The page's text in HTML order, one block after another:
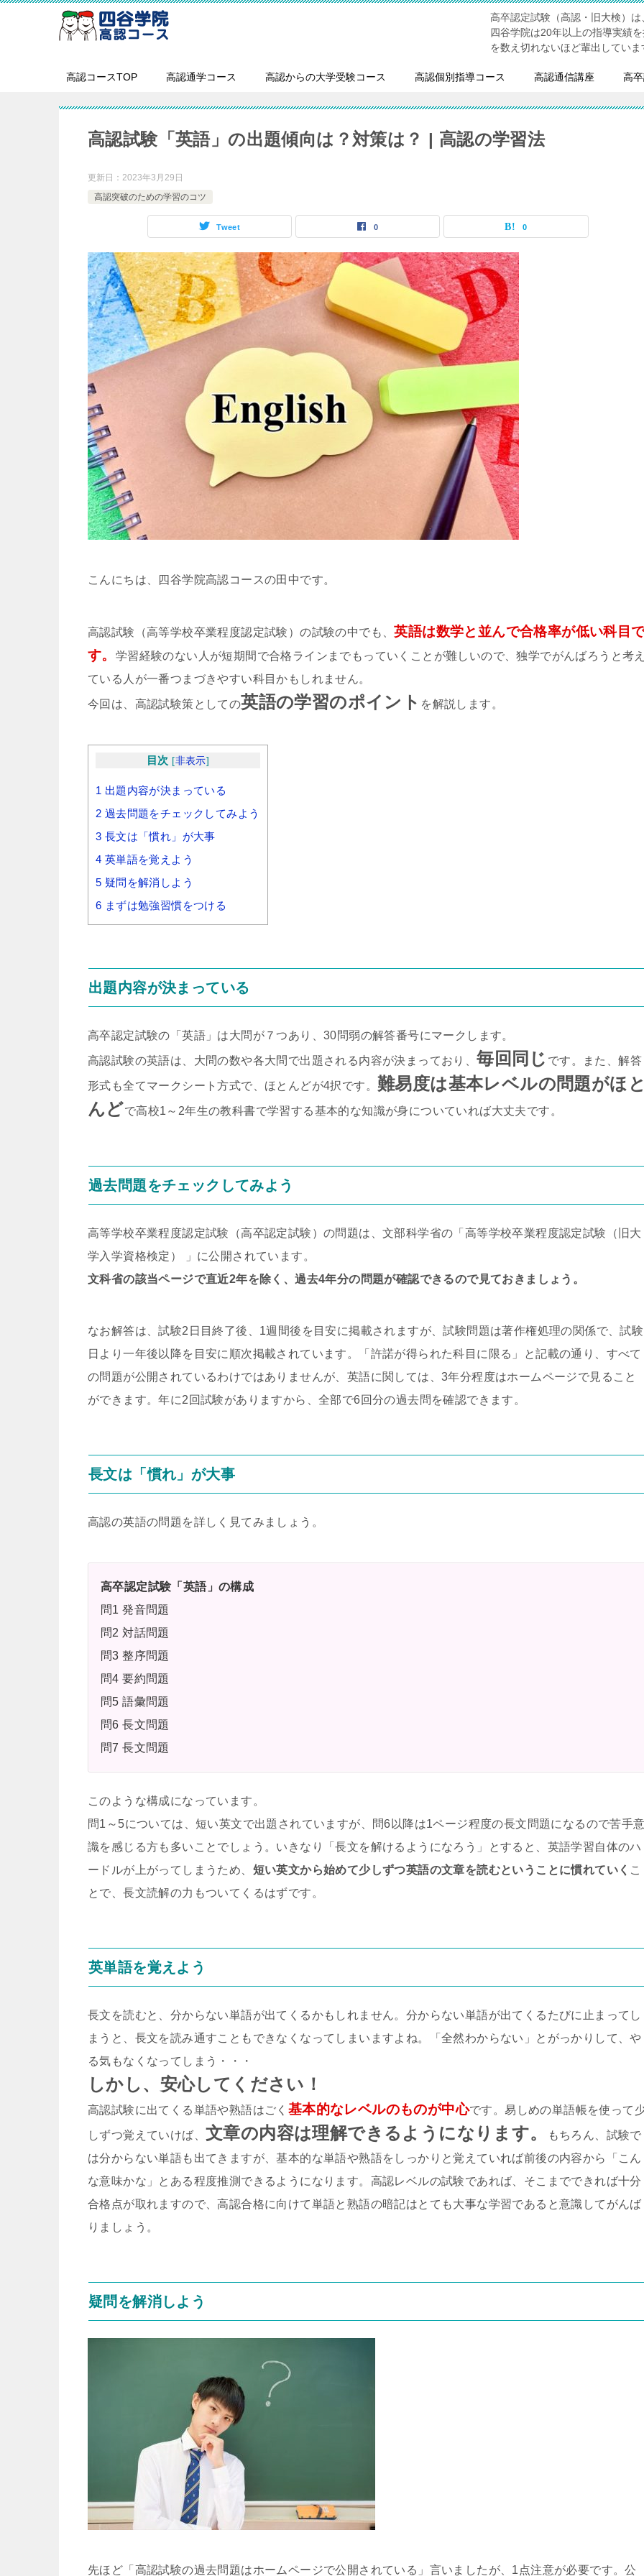
高卒認定試験（高認・旧大検）
四谷学院は20年以上の指導実績
を数え切れないほど輩出してい
高認コースTOP 高認通学コース 高認からの大学受験コース 高認個別指導コース 高認通信講座 高
高認試験「英語」の出題傾向は？対策は？ | 高認の学習法
更新日： 2023年3月29日
高認突破のための学習のコツ
Tweet 0 0
こんにちは、四谷学院高認コースの田中です。
高認試験（高等学校卒業程度認定試験）の試験の中でも、英語は数学と並んで合格率が低い科目
す。
学習経験のない人が短期間で合格ラインまでもっていくことが難しいので、独学でがんばろうと考
ている人が一番つまづきやすい科目かもしれません。
今回は、高認試験策としての英語の学習のポイント を解説します。
目次 [非表示]
1 出題内容が決まっている
2 過去問題をチェックしてみよう
3 長文は「慣れ」が大事
4 英単語を覚えよう
5 疑問を解消しよう
6 まずは勉強習慣をつける
出題内容が決まっている
高卒認定試験の「英語」は大問が７つあり、30問弱の解答番号にマークします。
高認試験の英語は、大問の数や各大問で出題される内容が決まっており、毎回同じ です。また、解答
形式も全てマークシート方式で、ほとんどが4択です。 難易度は基本レベルの問題がほ
んどで高校1～2年生の教科書で学習する基本的な知識が身についていれば大丈夫です。
過去問題をチェックしてみよう
高等学校卒業程度認定試験（高卒認定試験）の問題は、文部科学省の「高等学校卒業程度認定試験（旧大
学入学資格検定） 」に公開されています。
文科省の該当ページで直近2年を除く、過去4年分の問題が確認できるので見ておきましょう。
なお解答は、試験2日目終了後、1週間後を目安に掲載されますが、試験問題は著作権処理の関係で、試験
日より一年後以降を目安に順次掲載されています。「許諾が得られた科目に限る」と記載の通り、すべて
の問題が公開されているわけではありませんが、英語に関しては、3年分程度はホームページで見ること
ができます。年に2回試験がありますから、全部で6回分の過去問を確認できます。
長文は「慣れ」が大事
高認の英語の問題を詳しく見てみましょう。
高卒認定試験「英語」の構成
問1 発音問題
問2 対話問題
問3 整序問題
問4 要約問題
問5 語彙問題
問6 長文問題
問7 長文問題
このような構成になっています。
問1～5については、短い英文で出題されていますが、問6以降は1ページ程度の長文問題になるので苦手
識を感じる方も多いことでしょう。いきなり「長文を解けるようになろう」とすると、英語学習自体のハ
ードルが上がってしまうため、 短い英文から始めて少しずつ英語の文章を読むということに慣れていく こ
とで、長文読解の力もついてくるはずです。
英単語を覚えよう
長文を読むと、分からない単語が出てくるかもしれません。分からない単語が出てくるたびに止まってし
まうと、長文を読み通すこともできなくなってしまいますよね。「全然わからない」とがっかりして、や
る気もなくなってしまう・・・
しかし、安心してください！
高認試験に出てくる単語や熟語はごく 基本的なレベルのものが中心です。易しめの単語帳を使って
しずつ覚えていけば、 文章の内容は理解できるようになります。
もちろん、試験で
は分からない単語も出てきますが、基本的な単語や熟語をしっかりと覚えていれば前後の内容から「こん
な意味かな」とある程度推測できるようになります。高認レベルの試験であれば、そこまでできれば十分
合格点が取れますので、高認合格に向けて単語と熟語の暗記はとても大事な学習であると意識してがんば
りましょう。
疑問を解消しよう
先ほど「高認試験の過去問題はホームページで公開されている」言いましたが、1点注意が必要です。公